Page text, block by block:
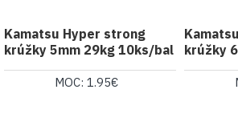
Kamatsu Hyper strong
krúžky 5mm 29kg 10ks/bal
MOC: 1.95€
krúžky